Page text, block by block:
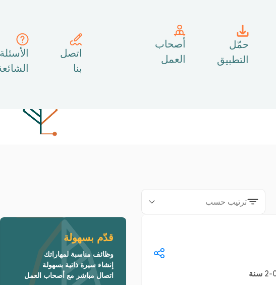
حمّل
التطبيق
أصحاب
العمل
اتصل
بنا
الأسئلة
ترتيب حسب
قدّم بسهولة
وظائف مناسبة لمهاراتك
إنشاء سيرة ذاتية بسهولة
اتصال مباشر مع أصحاب العمل